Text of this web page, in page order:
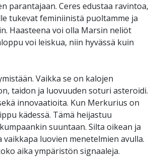
parantajaan. Ceres edustaa ravintoa,
tukevat feminiinistä puoltamme ja
Haasteena voi olla Marsin neliöt
voi leiskua, niin hyvässä kuin
Vaikka se on kalojen
taidon ja luovuuden soturi asteroidi.
innovaatioita. Kun Merkurius on
kädessä. Tämä heijastuu
suuntaan. Silta oikean ja
luovien menetelmien avulla.
aika ympäristön signaaleja.